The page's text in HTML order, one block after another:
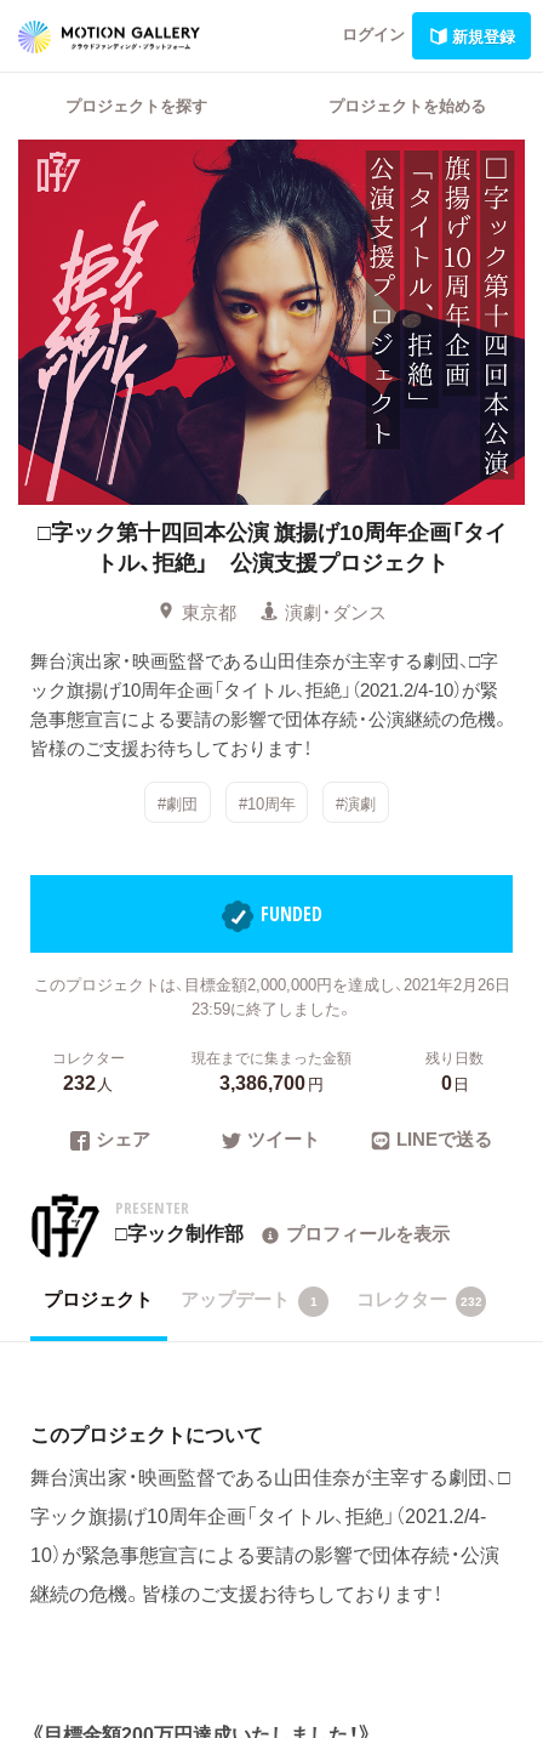
ログイン 新規登録
プロジェクトを探す プロジェクトを始める
□字ック第十四回本公演旗揚げ10周年企画「タイ
トル、拒絶」 公演支援プロジェクト
東京都
演劇・ダンス
舞台演出家・映画監督である山田佳奈が主宰する劇団、□字
ック旗揚げ10周年企画「タイトル、拒絶」（2021.2/4-10）が緊
急事態宣言による要請の影響で団体存続・公演継続の危機。
皆様のご支援お待ちしております！
#劇団 #10周年 #演劇
FUNDED
このプロジェクトは、目標金額2,000,000円を達成し、2021年2月26日
23:59に終了しました。
コレクター
232人
現在までに集まった金額
3,386,700円
残り日数
0日
シェア ツイート LINEで送る
PRESENTER
□字ック制作部 プロフィールを表示
プロジェクト アップデート 1 コレクター 232
このプロジェクトについて
舞台演出家・映画監督である山田佳奈が主宰する劇団、□
字ック旗揚げ10周年企画「タイトル、拒絶」（2021.2/4-
10）が緊急事態宣言による要請の影響で団体存続・公演
継続の危機。皆様のご支援お待ちしております！